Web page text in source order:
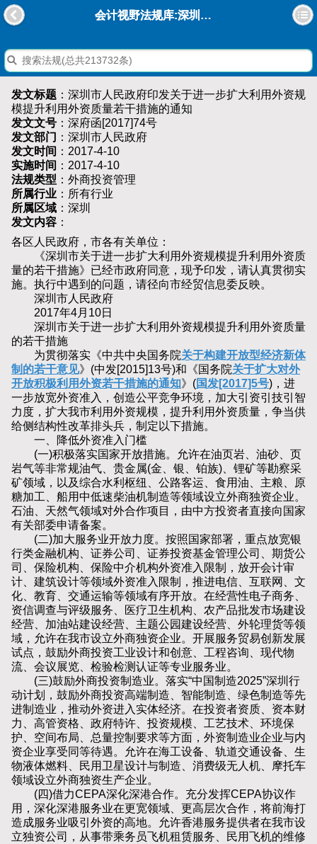
会计视野法规库:深圳市人民政府印发关于进一步扩大利用外资规模提升利用外资质量若干措施的通知
发文标题 ：深圳市人民政府印发关于进一步扩大利用外资规
模提升利用外资质量若干措施的通知
发文文号 ：深府函[2017]74号
发文部门 ：深圳市人民政府
发文时间 ：2017-4-10
实施时间 ：2017-4-10
法规类型 ：外商投资管理
所属行业 ：所有行业
所属区域 ：深圳
发文内容 ：
各区人民政府，市各有关单位：
《深圳市关于进一步扩大利用外资规模提升利用外资质
量的若干措施》已经市政府同意，现予印发，请认真贯彻实
施。执行中遇到的问题，请径向市经贸信息委反映。
深圳市人民政府
2017年4月10日
深圳市关于进一步扩大利用外资规模提升利用外资质量
的若干措施
为贯彻落实《中共中央国务院关于构建开放型经济新体
制的若干意见》(中发[2015]13号)和《国务院关于扩大对外
开放积极利用外资若干措施的通知》(国发[2017]5号)，进
一步放宽外资准入，创造公平竞争环境，加大引资引技引智
力度，扩大我市利用外资规模，提升利用外资质量，争当供
给侧结构性改革排头兵，制定以下措施。
一、降低外资准入门槛
(一)积极落实国家开放措施。允许在油页岩、油砂、页
岩气等非常规油气、贵金属(金、银、铂族)、锂矿等勘察采
矿领域，以及综合水利枢纽、公路客运、食用油、主粮、原
糖加工、船用中低速柴油机制造等领域设立外商独资企业。
石油、天然气领域对外合作项目，由中方投资者直接向国家
有关部委申请备案。
(二)加大服务业开放力度。按照国家部署，重点放宽银
行类金融机构、证券公司、证券投资基金管理公司、期货公
司、保险机构、保险中介机构外资准入限制，放开会计审
计、建筑设计等领域外资准入限制，推进电信、互联网、文
化、教育、交通运输等领域有序开放。在经营性电子商务、
资信调查与评级服务、医疗卫生机构、农产品批发市场建设
经营、加油站建设经营、主题公园建设经营、外轮理货等领
域，允许在我市设立外商独资企业。开展服务贸易创新发展
试点，鼓励外商投资工业设计和创意、工程咨询、现代物
流、会议展览、检验检测认证等专业服务业。
(三)鼓励外商投资制造业。落实“中国制造2025”深圳行
动计划，鼓励外商投资高端制造、智能制造、绿色制造等先
进制造业，推动外资进入实体经济。在投资者资质、资本财
力、高管资格、政府特许、投资规模、工艺技术、环境保
护、空间布局、总量控制要求等方面，外资制造业企业与内
资企业享受同等待遇。允许在海工设备、轨道交通设备、生
物液体燃料、民用卫星设计与制造、消费级无人机、摩托车
领域设立外商独资生产企业。
(四)借力CEPA深化深港合作。充分发挥CEPA协议作
用，深化深港服务业在更宽领域、更高层次合作，将前海打
造成服务业吸引外资的高地。允许香港服务提供者在我市设
立独资公司，从事带乘务员飞机租赁服务、民用飞机的维修